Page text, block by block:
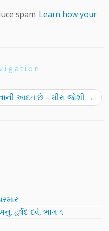
spam. Learn how your
આદત છે – મીરા જોશી →
હર્ષદ દવે, ભાગ ૧